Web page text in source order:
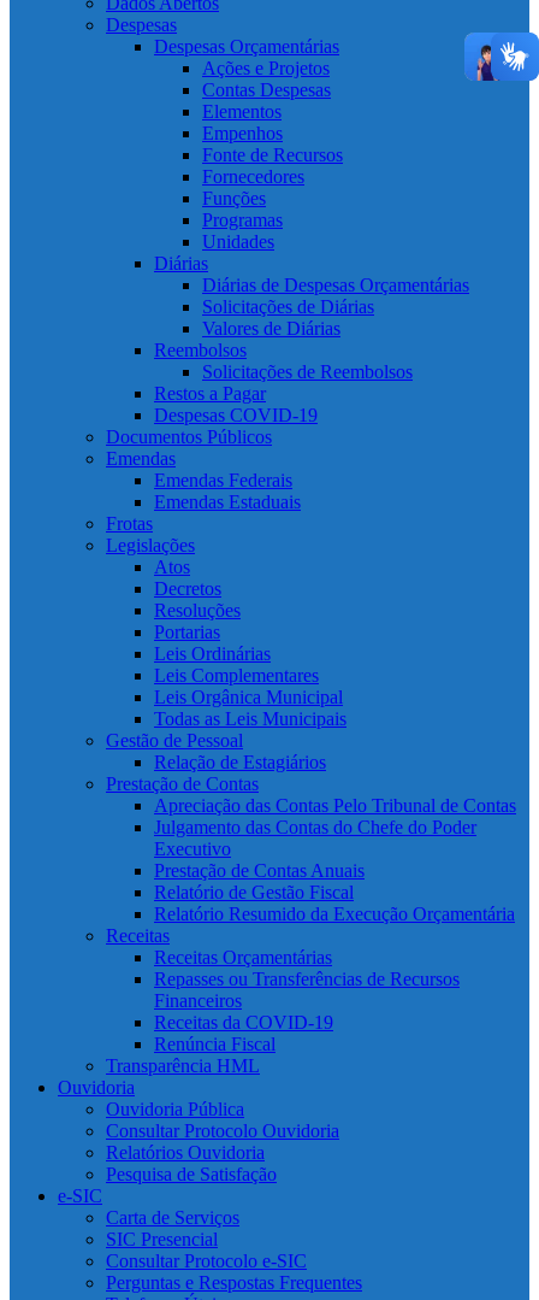
Despesas
Despesas Orçamentárias
Ações e Projetos
Contas Despesas
Elementos
Empenhos
Fonte de Recursos
Fornecedores
Funções
Programas
Unidades
Diárias
Diárias de Despesas Orçamentárias
Solicitações de Diárias
Valores de Diárias
Reembolsos
Solicitações de Reembolsos
Restos a Pagar
Despesas COVID-19
Documentos Públicos
Emendas
Emendas Federais
Emendas Estaduais
Frotas
Legislações
Atos
Decretos
Resoluções
Portarias
Leis Ordinárias
Leis Complementares
Leis Orgânica Municipal
Todas as Leis Municipais
Gestão de Pessoal
Relação de Estagiários
Prestação de Contas
Apreciação das Contas Pelo Tribunal de Contas
Julgamento das Contas do Chefe do Poder
Executivo
Prestação de Contas Anuais
Relatório de Gestão Fiscal
Relatório Resumido da Execução Orçamentária
Receitas
Receitas Orçamentárias
Repasses ou Transferências de Recursos
Financeiros
Receitas da COVID-19
Renúncia Fiscal
Transparência HML
Ouvidoria
Ouvidoria Pública
Consultar Protocolo Ouvidoria
Relatórios Ouvidoria
Pesquisa de Satisfação
e-SIC
Carta de Serviços
SIC Presencial
Consultar Protocolo e-SIC
Perguntas e Respostas Frequentes